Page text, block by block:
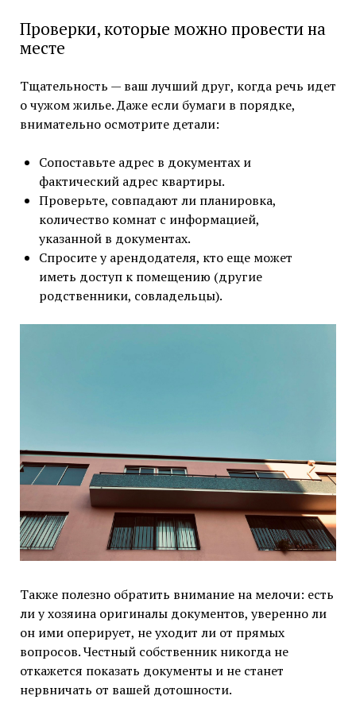
Проверки, которые можно провести на
месте
Тщательность — ваш лучший друг, когда речь идет
о чужом жилье. Даже если бумаги в порядке,
внимательно осмотрите детали:
Сопоставьте адрес в документах и
фактический адрес квартиры.
Проверьте, совпадают ли планировка,
количество комнат с информацией,
указанной в документах.
Спросите у арендодателя, кто еще может
иметь доступ к помещению (другие
родственники, совладельцы).
Также полезно обратить внимание на мелочи: есть
ли у хозяина оригиналы документов, уверенно ли
он ими оперирует, не уходит ли от прямых
вопросов. Честный собственник никогда не
откажется показать документы и не станет
нервничать от вашей дотошности.